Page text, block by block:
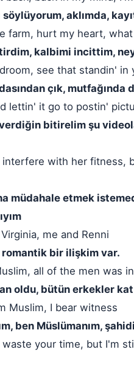
aklımda,
farm, hurt my heart,
kalbimi incittim,
see that standin' in
çık, mutfağında
lettin' it go to postin'
bitirelim şu
with her fitness,
müdahale etmek
me and Renni
bir ilişkim var.
all of the men was
oldu, bütün erkekler
Muslim, I bear witness
ben Müslümanım,
your time, but I'm